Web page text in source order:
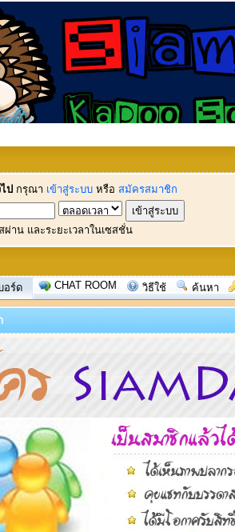
ป กรุณา เข้าสู่ระบบ หรือ สมัครสมาชิก
าน และระยะเวลาในเซสชั่น
อร์ด CHAT ROOM วิธีใช้ ค้นหา